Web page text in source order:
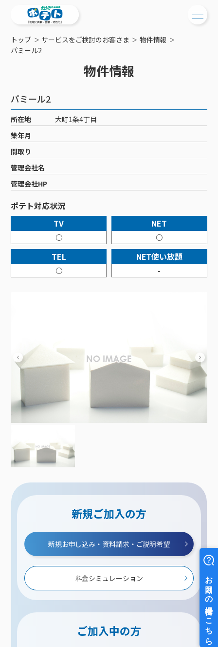
ご検討中の方
工事・配線について
新居をご検討中の方へ
ポテトを導入している集合住宅
物件情報
特典・キャンペーン
おトクな割引サービス
ご加入中の方
ご加入中のサービス確認・変更
WEBメール
サポートサービス
サポートサービストップ
リモートコール
回線速度測定
接続・設定⽅法
訪問サポート＆サポートパックサービス料⾦表
新着情報
メンテナンス・障害情報
ポテトからのプレゼント
イベントカレンダー
講座のご案内
サービス案内
サービス案内
ケーブルテレビ
ケーブルテレビトップ
チャンネル紹介
料⾦プラン
NHK衛星受信料団体⼀括⽀払
機器⼀覧
インターネット
インターネットトップ
料⾦プラン
Wi-Fiサービス
ポテトホーム防犯カメラ
オプションサービス
インターネットギガシェアプラン
固定電話
固定電話トップ
基本料⾦・通話料⾦
オプションサービス
auスマートバリュー
auまとめトーク
ポテトスマートフォントップ
料⾦プラン
機種⼀覧
オプションサービス
でんき
でんきトップ
ポラリンでんき×ポテト
ポテトでんき
暮らしを快適にするサービス
暮らしを快適にするサービストップ
ポテトライフメール
コミチャン
お困りの方はこちら
会社案内
メンテナンス
障害情報
トップ サービスをご検討のお客さま
物件情報
パミール2
物件情報
パミール2
所在地
大町1条4丁目
築年月
間取り
管理会社名
管理会社HP
ポテト対応状況
TV
○
NET
○
TEL
○
NET使い放題
-
新規ご加入の方
新規お申し込み・資料請求・ご説明希望
料金シミュレーション
ご加入中の方